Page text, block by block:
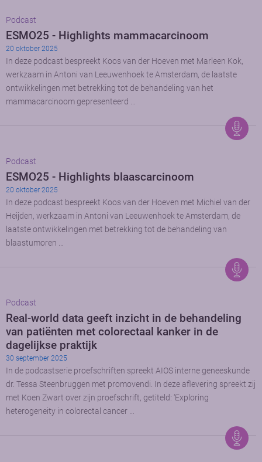
Podcast
ESMO25 - Highlights mammacarcinoom
20 oktober 2025
In deze podcast bespreekt Koos van der Hoeven met Marleen Kok,
werkzaam in Antoni van Leeuwenhoek te Amsterdam, de laatste
ontwikkelingen met betrekking tot de behandeling van het
mammacarcinoom gepresenteerd …
Podcast
ESMO25 - Highlights blaascarcinoom
20 oktober 2025
In deze podcast bespreekt Koos van der Hoeven met Michiel van der
Heijden, werkzaam in Antoni van Leeuwenhoek te Amsterdam, de
laatste ontwikkelingen met betrekking tot de behandeling van
blaastumoren …
Podcast
Real-world data geeft inzicht in de behandeling
van patiënten met colorectaal kanker in de
dagelijkse praktijk
30 september 2025
In de podcastserie proefschriften spreekt AIOS interne geneeskunde
dr. Tessa Steenbruggen met promovendi. In deze aflevering spreekt zij
met Koen Zwart over zijn proefschrift, getiteld: ‘Exploring
heterogeneity in colorectal cancer …